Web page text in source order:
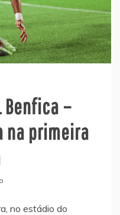
Benfica –
na primeira
no estádio do